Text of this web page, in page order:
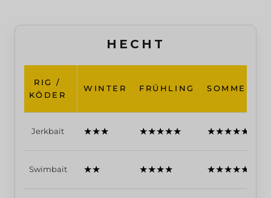
HECHT
RIG /
KÖDER
WINTER FRÜHLING SOMMER
Jerkbait ★★★ ★★★★★ ★★★★★
Swimbait ★★ ★★★★ ★★★★★